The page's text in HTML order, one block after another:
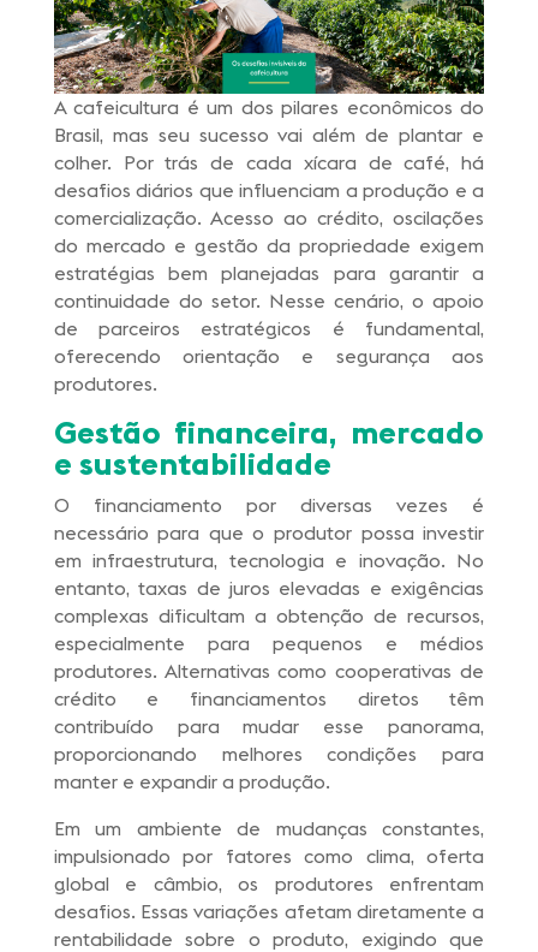
A cafeicultura é um dos pilares econômicos do
Brasil, mas seu sucesso vai além de plantar e
colher. Por trás de cada xícara de café, há
desafios diários que influenciam a produção e a
comercialização. Acesso ao crédito, oscilações
do mercado e gestão da propriedade exigem
estratégias bem planejadas para garantir a
continuidade do setor. Nesse cenário, o apoio
de parceiros estratégicos é fundamental,
oferecendo orientação e segurança aos
produtores.
Gestão financeira, mercado
e sustentabilidade
O financiamento por diversas vezes é
necessário para que o produtor possa investir
em infraestrutura, tecnologia e inovação. No
entanto, taxas de juros elevadas e exigências
complexas dificultam a obtenção de recursos,
especialmente para pequenos e médios
produtores. Alternativas como cooperativas de
crédito e financiamentos diretos têm
contribuído para mudar esse panorama,
proporcionando melhores condições para
manter e expandir a produção.
Em um ambiente de mudanças constantes,
impulsionado por fatores como clima, oferta
global e câmbio, os produtores enfrentam
desafios. Essas variações afetam diretamente a
rentabilidade sobre o produto, exigindo que